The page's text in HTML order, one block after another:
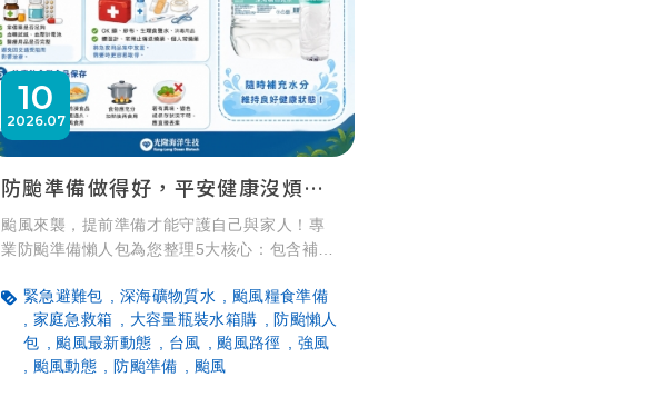
10
07
2026
防颱準備做得好，平安健康沒煩惱！颱風必備物資與純淨飲水指南
颱風來襲，提前準備才能守護自己與家人！專
業防颱準備懶人包為您整理5大核心：包含補足
深海礦物質水）、儲備耐放營養乾糧、備妥慢
性病常備藥與家庭急救用品，並注意飲食與食
品衛生保存。備妥大容量應急水，隨時補水維
持良好健康狀態！
緊急避難包 深海礦物質水
颱風糧食準備
家庭急救箱
大容量瓶裝水箱購
防颱懶人
包
颱風最新動態 台風 颱風路徑
強風
颱風動態
防颱準備 颱風